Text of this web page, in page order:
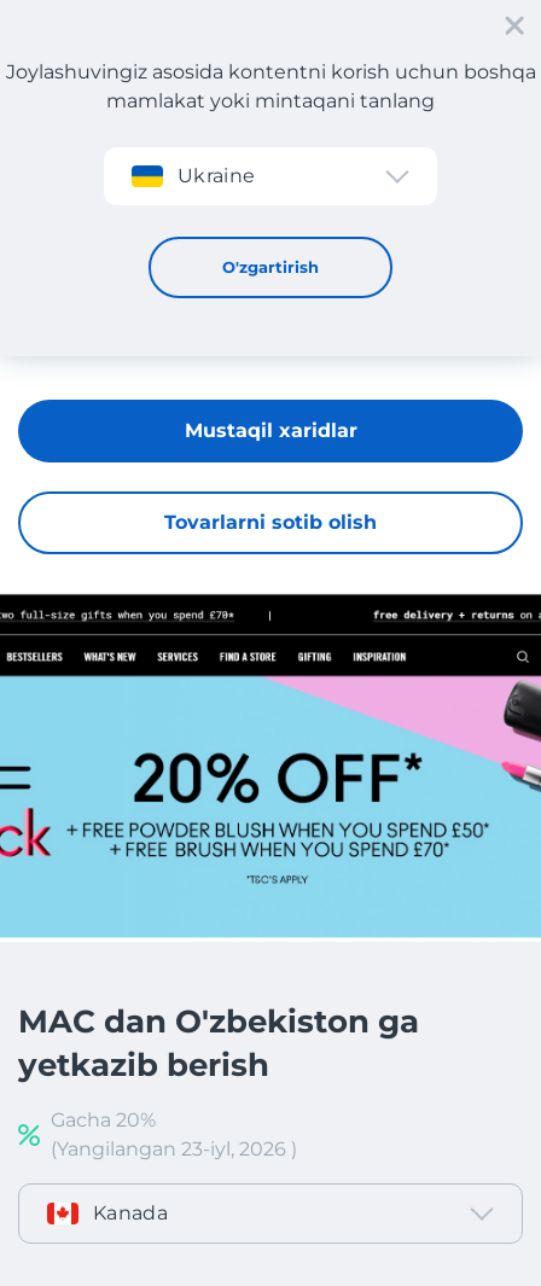
Roʻyxatdan oʻtish
Joylashuvingiz asosida kontentni korish uchun boshqa
mamlakat yoki mintaqani tanlang
Ukraine
O'zgartirish
Tovarlarni sotib olish
Mustaqil xaridlar
MAC dan O'zbekiston ga
yetkazib berish
Gacha 20%
(Yangilangan 23-iyl, 2026 )
Kanada